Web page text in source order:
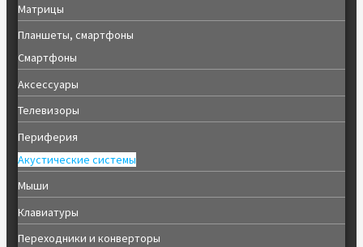
Матрицы
Планшеты, смартфоны
Смартфоны
Аксессуары
Телевизоры
Периферия
Акустические системы
Мыши
Клавиатуры
Переходники и конверторы